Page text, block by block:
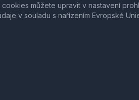
můžete upravit v nastavení
v souladu s nařízením Evropské